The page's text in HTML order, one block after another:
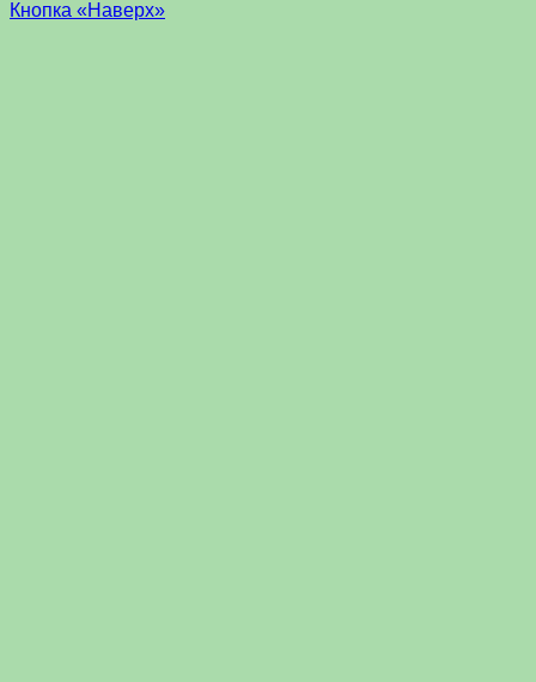
Кнопка «Наверх»